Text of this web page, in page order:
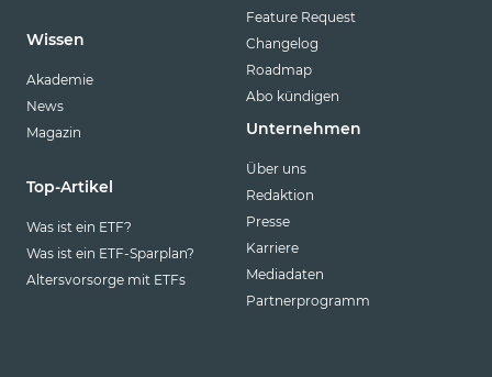
Wissen
Akademie
News
Magazin
Top-Artikel
Was ist ein ETF?
Was ist ein ETF-Sparplan?
Altersvorsorge mit ETFs
Feature Request
Changelog
Roadmap
Abo kündigen
Unternehmen
Über uns
Redaktion
Presse
Karriere
Mediadaten
Partnerprogramm